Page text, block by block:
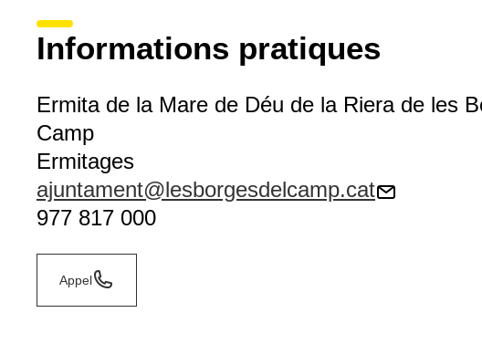
Informations pratiques
Ermita de la Mare de Déu de la Riera de les
Camp
Ermitages
ajuntament@lesborgesdelcamp.cat
977 817 000
Appel